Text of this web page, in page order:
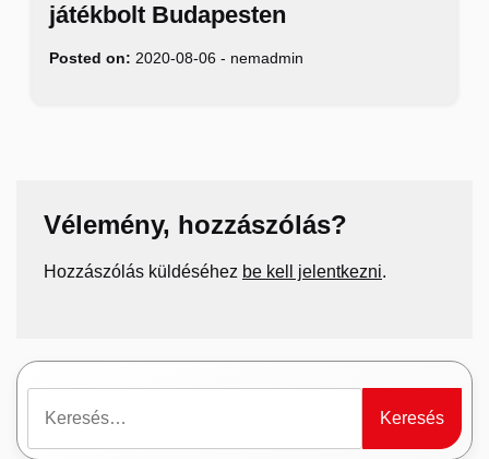
játékbolt Budapesten
Posted on: 2020-08-06 - nemadmin
Vélemény, hozzászólás?
Hozzászólás küldéséhez be kell jelentkezni.